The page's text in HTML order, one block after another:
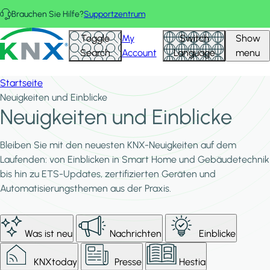
Direkt zum Inhalt
Brauchen Sie Hilfe?Supportzentrum
KNX - Homepage Toggle
Search
My
Account
Switch
Language
Show
menu
Startseite
Neuigkeiten und Einblicke
Neuigkeiten und Einblicke
Bleiben Sie mit den neuesten KNX-Neuigkeiten auf dem
Laufenden: von Einblicken in Smart Home und Gebäudetechnik
bis hin zu ETS-Updates, zertifizierten Geräten und
Automatisierungsthemen aus der Praxis.
Was ist neu Nachrichten Einblicke
KNXtoday Presse Hestia